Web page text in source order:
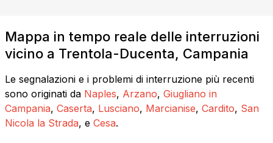
Mappa in tempo reale delle interruzioni
vicino a Trentola-Ducenta, Campania
Le segnalazioni e i problemi di interruzione più recenti
sono originati da Naples, Arzano, Giugliano in
Campania, Caserta, Lusciano, Marcianise, Cardito, San
Nicola la Strada, e Cesa.